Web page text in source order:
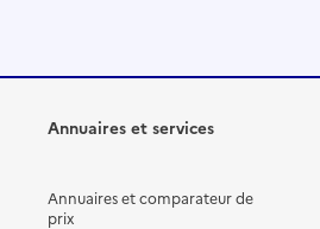
Annuaires et services
Annuaires et comparateur de
prix